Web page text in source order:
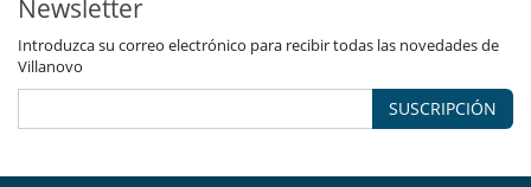
Newsletter
Introduzca su correo electrónico para recibir todas las novedades de
Villanovo
SUSCRIPCIÓN